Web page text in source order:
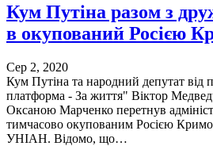
Кум Путіна разом з
в окупований Росією
Сер 2, 2020
Кум Путіна та народний депутат від
платформа - За життя" Віктор
Оксаною Марченко перетнув
тимчасово окупованим Росією
УНІАН. Відомо, що…